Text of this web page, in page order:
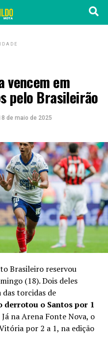
vencem em
pelo Brasileirão
de maio de 2025
Brasileiro reservou
(18). Dois deles
torcidas de
derrotou o Santos por 1
Já na Arena Fonte Nova, o
por 2 a 1, na edição